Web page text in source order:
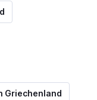
Griechenland